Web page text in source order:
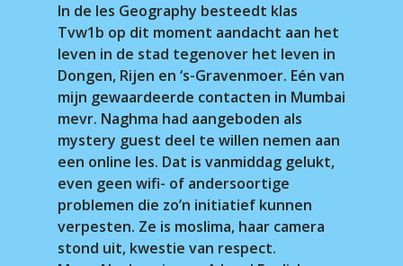
In de les Geography besteedt klas
Tvw1b op dit moment aandacht aan het
leven in de stad tegenover het leven in
Dongen, Rijen en ‘s-Gravenmoer. Eén van
mijn gewaardeerde contacten in Mumbai
mevr. Naghma had aangeboden als
mystery guest deel te willen nemen aan
een online les. Dat is vanmiddag gelukt,
even geen wifi- of andersoortige
problemen die zo’n initiatief kunnen
verpesten. Ze is moslima, haar camera
stond uit, kwestie van respect.